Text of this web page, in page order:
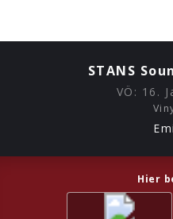
STANS
VÖ: 16.
Hier